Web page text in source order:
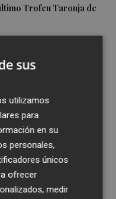
Trofeu Taronja de
de 100 brigadas se
forestal
sus
utilizamos
para
en su
personales,
únicos
ofrecer
medir